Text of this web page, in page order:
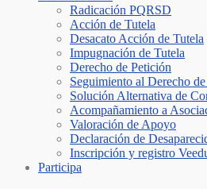
Radicación PQRSD
Acción de Tutela
Desacato Acción de Tutela
Impugnación de Tutela
Derecho de Petición
Seguimiento al Derecho
Solución Alternativa de
Acompañamiento a
Valoración de Apoyo
Declaración de
Inscripción y registro
Participa